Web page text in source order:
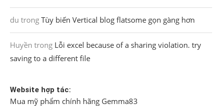
du trong Tùy biến Vertical blog flatsome gọn gàng hơn
Huyền trong Lỗi excel because of a sharing violation. try
saving to a different file
Website hợp tác:
Mua mỹ phẩm chính hãng Gemma83